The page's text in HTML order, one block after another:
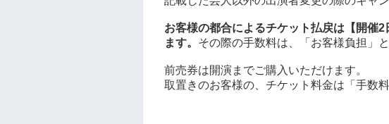
お客様の都合によるチケット払戻は【開催
ます。 その際の手数料は、「お客様負担」と
前売券は開演までご購入いただけます。
取置きのお客様の、チケット料金は「手数